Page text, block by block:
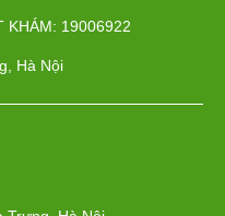
KHÁM: 19006922
Hà Nội